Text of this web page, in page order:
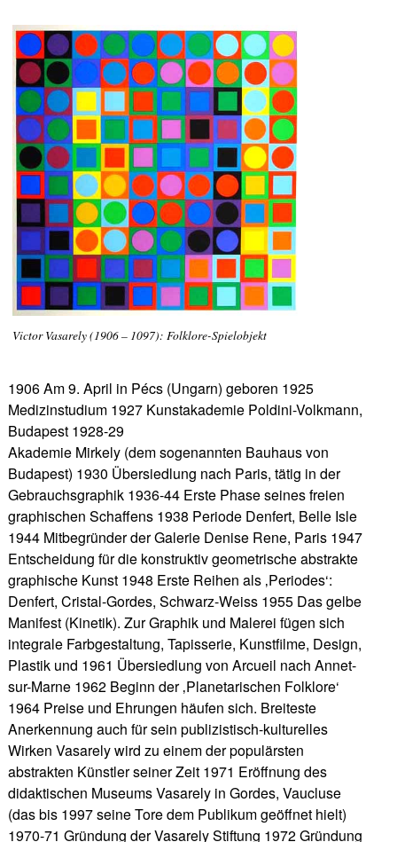
Victor Vasarely (1906 – 1097): Folklore-Spielobjekt
1906 Am 9. April in Pécs (Ungarn) geboren 1925
Medizinstudium 1927 Kunstakademie Poldini-Volkmann,
Budapest 1928-29
Akademie Mirkely (dem sogenannten Bauhaus von
Budapest) 1930 Übersiedlung nach Paris, tätig in der
Gebrauchsgraphik 1936-44 Erste Phase seines freien
graphischen Schaffens 1938 Periode Denfert, Belle Isle
1944 Mitbegründer der Galerie Denise Rene, Paris 1947
Entscheidung für die konstruktiv geometrische abstrakte
graphische Kunst 1948 Erste Reihen als ‚Periodes‘:
Denfert, Cristal-Gordes, Schwarz-Weiss 1955 Das gelbe
Manifest (Kinetik). Zur Graphik und Malerei fügen sich
integrale Farbgestaltung, Tapisserie, Kunstfilme, Design,
Plastik und 1961 Übersiedlung von Arcueil nach Annet-
sur-Marne 1962 Beginn der ‚Planetarischen Folklore‘
1964 Preise und Ehrungen häufen sich. Breiteste
Anerkennung auch für sein publizistisch-kulturelles
Wirken Vasarely wird zu einem der populärsten
abstrakten Künstler seiner Zeit 1971 Eröffnung des
didaktischen Museums Vasarely in Gordes, Vaucluse
(das bis 1997 seine Tore dem Publikum geöffnet hielt)
1970-71 Gründung der Vasarely Stiftung 1972 Gründung